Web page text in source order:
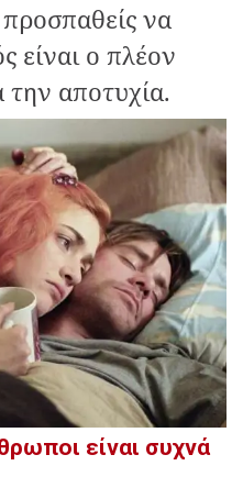
να
είναι ο πλέον
την αποτυχία.
είναι συχνά